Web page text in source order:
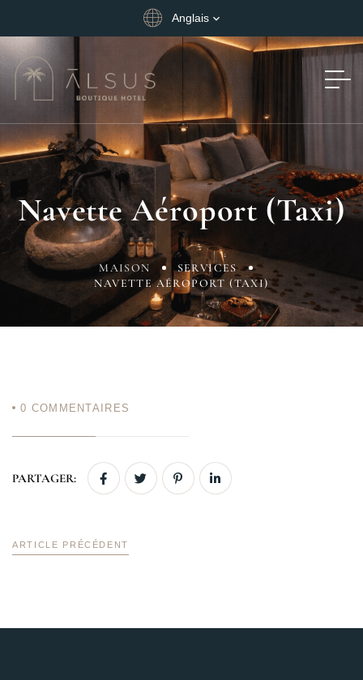
Anglais
Navette Aéroport (taxi)
MAISON
SERVICES
NAVETTE AÉROPORT (TAXI)
0 COMMENTAIRES
PARTAGER:
ARTICLE PRÉCÉDENT